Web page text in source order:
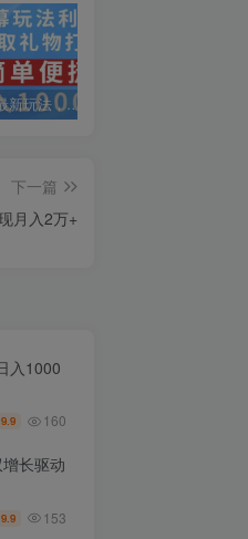
抖音弹幕最新玩法，利用粉丝好奇心赚取礼物打赏，轻松日入1000+
下一篇
月入2万+
入1000
9.9 160
长驱动
9.9 153